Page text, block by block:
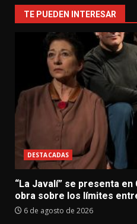
TE PUEDEN INTERESAR
DESTACADAS
“La Javalí” se presenta
obra sobre los límites
6 de agosto de 2026